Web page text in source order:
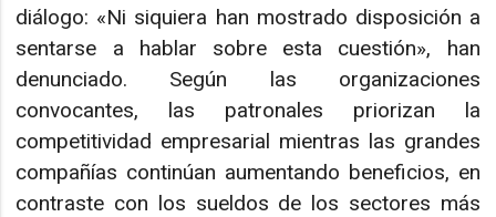
diálogo: «Ni siquiera han mostrado disposición a
sentarse a hablar sobre esta cuestión», han
denunciado. Según las organizaciones
convocantes, las patronales priorizan la
competitividad empresarial mientras las grandes
compañías continúan aumentando beneficios, en
contraste con los sueldos de los sectores más